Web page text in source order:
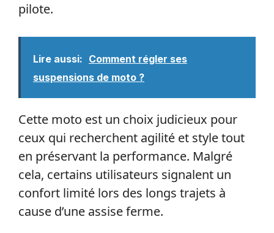
pilote.
Lire aussi: Comment régler ses
suspensions de moto ?
Cette moto est un choix judicieux pour
ceux qui recherchent agilité et style tout
en préservant la performance. Malgré
cela, certains utilisateurs signalent un
confort limité lors des longs trajets à
cause d’une assise ferme.